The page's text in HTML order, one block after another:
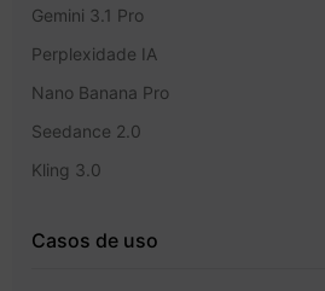
Gemini 3.1 Pro
Perplexidade IA
Nano Banana Pro
Seedance 2.0
Kling 3.0
Casos de uso